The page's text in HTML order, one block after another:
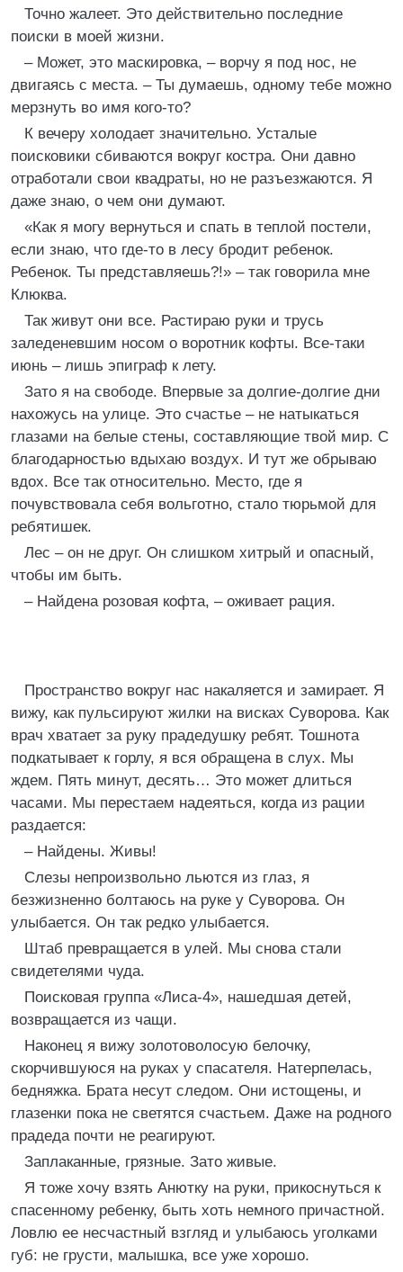
Точно жалеет. Это действительно последние
поиски в моей жизни.
– Может, это маскировка, – ворчу я под нос, не
двигаясь с места. – Ты думаешь, одному тебе можно
мерзнуть во имя кого-то?
К вечеру холодает значительно. Усталые
поисковики сбиваются вокруг костра. Они давно
отработали свои квадраты, но не разъезжаются. Я
даже знаю, о чем они думают.
«Как я могу вернуться и спать в теплой постели,
если знаю, что где-то в лесу бродит ребенок.
Ребенок. Ты представляешь?!» – так говорила мне
Клюква.
Так живут они все. Растираю руки и трусь
заледеневшим носом о воротник кофты. Все-таки
июнь – лишь эпиграф к лету.
Зато я на свободе. Впервые за долгие-долгие дни
нахожусь на улице. Это счастье – не натыкаться
глазами на белые стены, составляющие твой мир. С
благодарностью вдыхаю воздух. И тут же обрываю
вдох. Все так относительно. Место, где я
почувствовала себя вольготно, стало тюрьмой для
ребятишек.
Лес – он не друг. Он слишком хитрый и опасный,
чтобы им быть.
– Найдена розовая кофта, – оживает рация.
Пространство вокруг нас накаляется и замирает. Я
вижу, как пульсируют жилки на висках Суворова. Как
врач хватает за руку прадедушку ребят. Тошнота
подкатывает к горлу, я вся обращена в слух. Мы
ждем. Пять минут, десять… Это может длиться
часами. Мы перестаем надеяться, когда из рации
раздается:
– Найдены. Живы!
Слезы непроизвольно льются из глаз, я
безжизненно болтаюсь на руке у Суворова. Он
улыбается. Он так редко улыбается.
Штаб превращается в улей. Мы снова стали
свидетелями чуда.
Поисковая группа «Лиса-4», нашедшая детей,
возвращается из чащи.
Наконец я вижу золотоволосую белочку,
скорчившуюся на руках у спасателя. Натерпелась,
бедняжка. Брата несут следом. Они истощены, и
глазенки пока не светятся счастьем. Даже на родного
прадеда почти не реагируют.
Заплаканные, грязные. Зато живые.
Я тоже хочу взять Анютку на руки, прикоснуться к
спасенному ребенку, быть хоть немного причастной.
Ловлю ее несчастный взгляд и улыбаюсь уголками
губ: не грусти, малышка, все уже хорошо.